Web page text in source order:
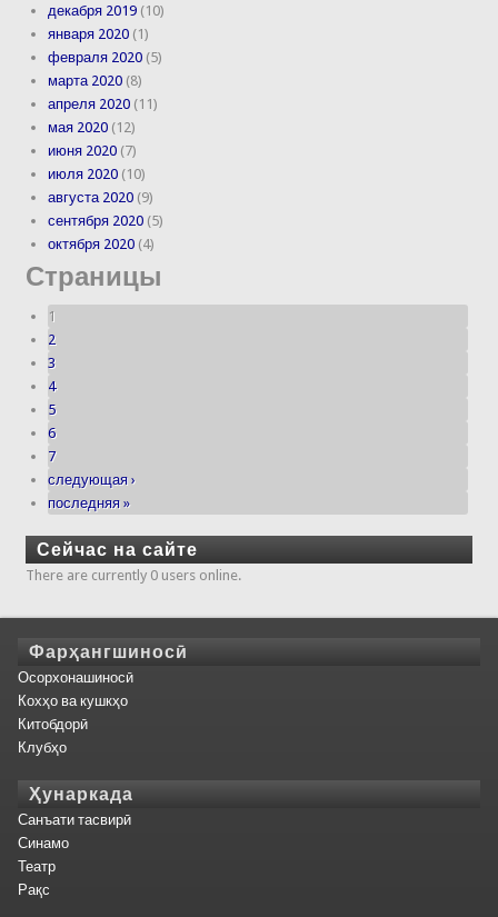
декабря 2019 (10)
января 2020 (1)
февраля 2020 (5)
марта 2020 (8)
апреля 2020 (11)
мая 2020 (12)
июня 2020 (7)
июля 2020 (10)
августа 2020 (9)
сентября 2020 (5)
октября 2020 (4)
Страницы
1
2
3
4
5
6
7
следующая ›
последняя »
Сейчас на сайте
There are currently 0 users online.
Фарҳангшиносӣ
Осорхонашиносӣ
Кохҳо ва кушкҳо
Китобдорӣ
Клубҳо
Ҳунаркада
Санъати тасвирӣ
Синамо
Театр
Рақс